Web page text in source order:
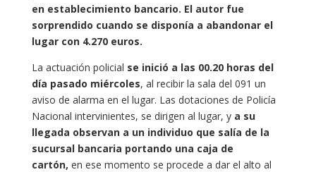
en establecimiento bancario. El autor fue
sorprendido cuando se disponía a abandonar el
lugar con 4.270 euros.
La actuación policial se inició a las 00.20 horas del
día pasado miércoles, al recibir la sala del 091 un
aviso de alarma en el lugar. Las dotaciones de Policía
Nacional intervinientes, se dirigen al lugar, ya su
llegada observan a un individuo que salía de la
sucursal bancaria portando una caja de
cartón, en ese momento se procede a dar el alto al